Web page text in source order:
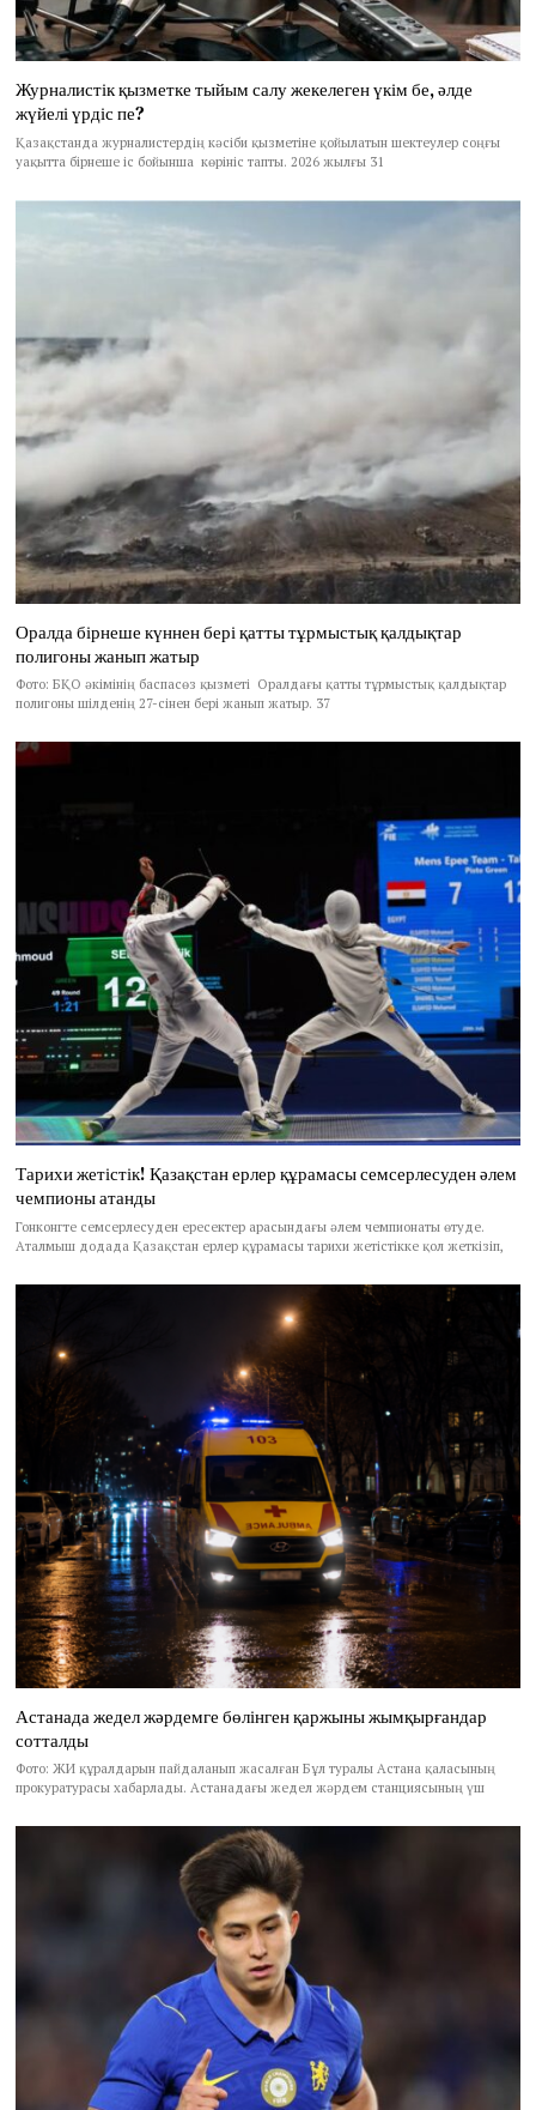
Журналистік қызметке тыйым салу жекелеген үкім бе, әлде
жүйелі үрдіс пе?
Қазақстанда журналистердің кәсіби қызметіне қойылатын шектеулер соңғы
уақытта бірнеше іс бойынша көрініс тапты. 2026 жылғы 31
Оралда бірнеше күннен бері қатты тұрмыстық қалдықтар
полигоны жанып жатыр
Фото: БҚО әкімінің баспасөз қызметі Оралдағы қатты тұрмыстық қалдықтар
полигоны шілденің 27-сінен бері жанып жатыр. 37
Тарихи жетістік! Қазақстан ерлер құрамасы семсерлесуден әлем
чемпионы атанды
Гонконгте семсерлесуден ересектер арасындағы әлем чемпионаты өтуде.
Аталмыш додада Қазақстан ерлер құрамасы тарихи жетістікке қол жеткізіп,
Астанада жедел жәрдемге бөлінген қаржыны жымқырғандар
сотталды
Фото: ЖИ құралдарын пайдаланып жасалған Бұл туралы Астана қаласының
прокуратурасы хабарлады. Астанадағы жедел жәрдем станциясының үш